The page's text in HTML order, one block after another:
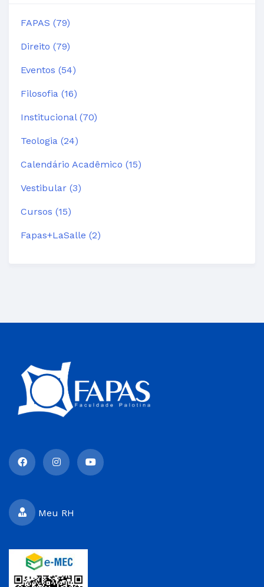
FAPAS (79)
Direito (79)
Eventos (54)
Filosofia (16)
Institucional (70)
Teologia (24)
Calendário Acadêmico (15)
Vestibular (3)
Cursos (15)
Fapas+LaSalle (2)
Meu RH